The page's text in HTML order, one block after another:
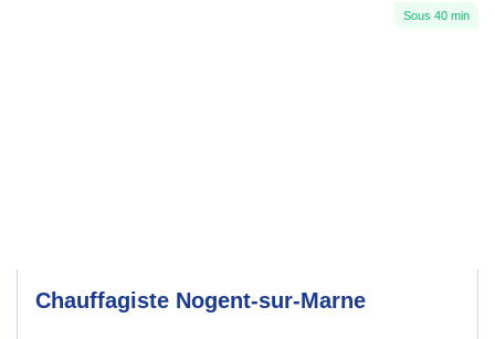
Sous 40 min
Chauffagiste Nogent-sur-Marne